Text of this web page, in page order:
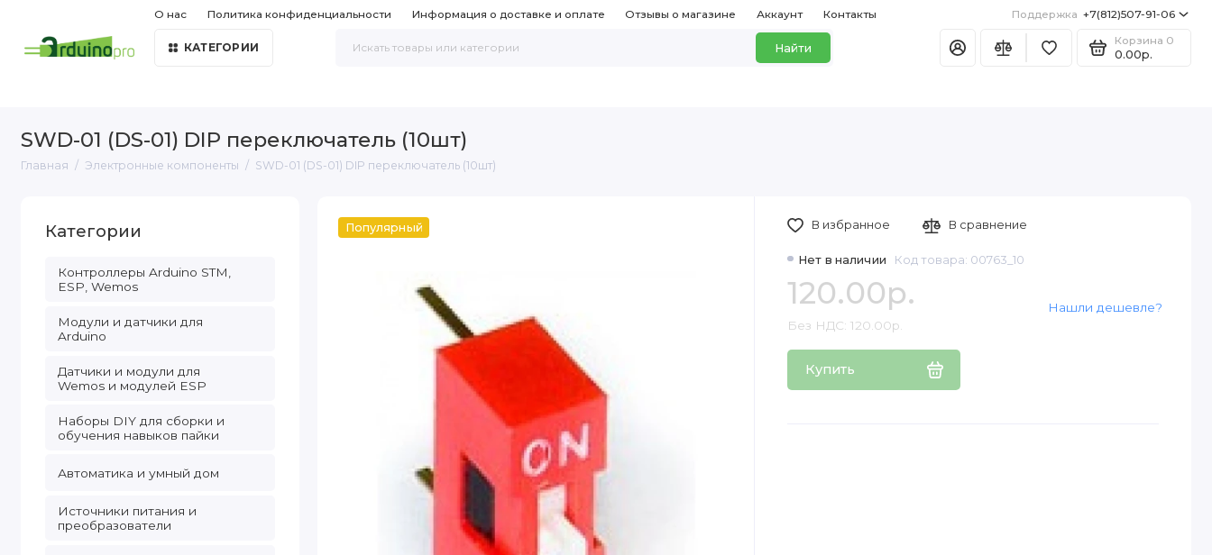
О нас Политика конфиденциальности Информация о доставке и оплате Отзывы о магазине Аккаунт Контакты Поддержка +7(812)507-91-06
КАТЕГОРИИ Найти
Корзина 0
0.00р.
SWD-01 (DS-01) DIP переключатель (10шт)
Главная Электронные компоненты SWD-01 (DS-01) DIP переключатель (10шт)
Категории
Контроллеры Arduino STM,
ESP, Wemos
Модули и датчики для
Arduino
Датчики и модули для
Wemos и модулей ESP
Наборы DIY для сборки и
обучения навыков пайки
Автоматика и умный дом
Источники питания и
преобразователи
Популярный
Нет в наличии Код товара: 00763_10
120.00р.
Без НДС: 120.00р.
Купить
Нашли дешевле?
В избранное В сравнение